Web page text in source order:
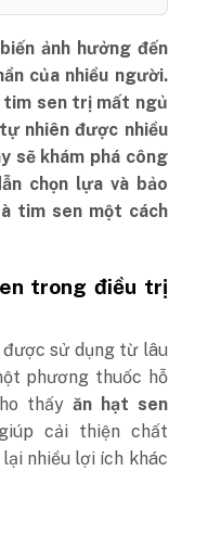
ảnh hưởng đến
của nhiều người.
tim sen trị mất ngủ
nhiên được nhiều
sẽ khám phá công
chọn lựa và bảo
tim sen một cách
trong điều trị
được sử dụng từ lâu
phương thuốc hỗ
thấy ăn hạt sen
cải thiện chất
nhiều lợi ích khác